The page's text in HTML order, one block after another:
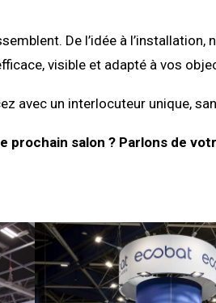
De l’idée à l’installation,
visible et adapté à vos
avec un interlocuteur unique,
prochain salon ? Parlons de